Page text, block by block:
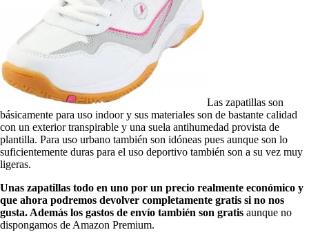
Las zapatillas son
básicamente para uso indoor y sus materiales son de bastante calidad
con un exterior transpirable y una suela antihumedad provista de
plantilla. Para uso urbano también son idóneas pues aunque son lo
suficientemente duras para el uso deportivo también son a su vez muy
ligeras.
Unas zapatillas todo en uno por un precio realmente económico y
que ahora podremos devolver completamente gratis si no nos
gusta. Además los gastos de envío también son gratis aunque no
dispongamos de Amazon Premium.